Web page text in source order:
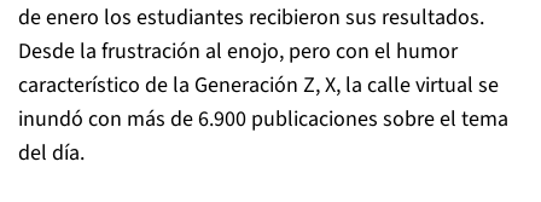
de enero los estudiantes recibieron sus resultados.
Desde la frustración al enojo, pero con el humor
característico de la Generación Z, X, la calle virtual se
inundó con más de 6.900 publicaciones sobre el tema
del día.